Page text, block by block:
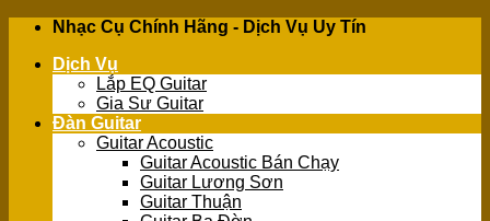
Skip
content
Nhạc Cụ Chính Hãng - Dịch Vụ Uy Tín
Dịch Vụ
Lắp EQ Guitar
Gia Sư Guitar
Đàn Guitar
Guitar Acoustic
Guitar Acoustic Bán Chạy
Guitar Lương Sơn
Guitar Thuận